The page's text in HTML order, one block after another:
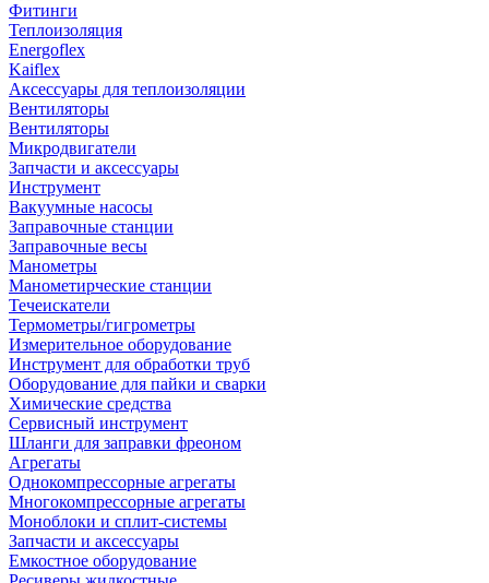
Фитинги
Теплоизоляция
Energoflex
Kaiflex
Аксессуары для теплоизоляции
Вентиляторы
Вентиляторы
Микродвигатели
Запчасти и аксессуары
Инструмент
Вакуумные насосы
Заправочные станции
Заправочные весы
Манометры
Манометирческие станции
Течеискатели
Термометры/гигрометры
Измерительное оборудование
Инструмент для обработки труб
Оборудование для пайки и сварки
Химические средства
Сервисный инструмент
Шланги для заправки фреоном
Агрегаты
Однокомпрессорные агрегаты
Многокомпрессорные агрегаты
Моноблоки и сплит-системы
Запчасти и аксессуары
Емкостное оборудование